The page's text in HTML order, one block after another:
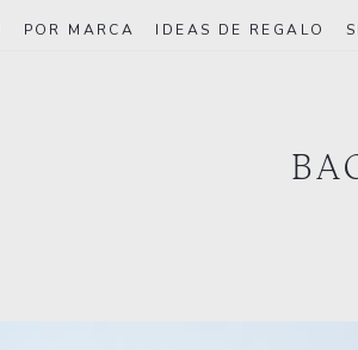
POR MARCA IDEAS DE REGALO